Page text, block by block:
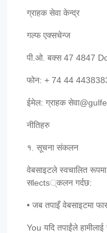
ग्राहक सेवा केन्द्र
गल्फ एक्सचेन्ज
पी.ओ. बक्स 47 4847 Do
फोन: + 74 44
ईमेल: ग्राहक
नीतिहरु
१. सूचना संकलन
वेबसाइटले स्वचालित रूपमा
सlects्कलन गर्दछ:
• जब तपाइँ वेबसाइटमा
You यदि तपाईंले हामीलाई